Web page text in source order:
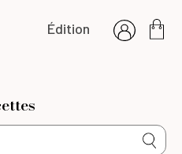
Édition